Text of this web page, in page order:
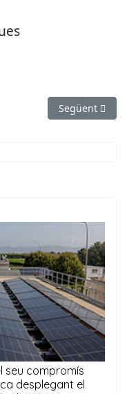
tres estrebades de
Article
Següent